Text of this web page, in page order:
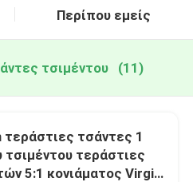
Περίπου εμείς
τσιμέντου (11)
τεράστιες τσάντες 1
τσιμέντου τεράστιες
5:1 κονιάματος Virgin